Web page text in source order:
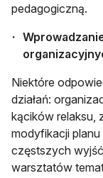
pedagogiczną.
Niektóre
działań:
kącików relaksu,
modyfikacji
częstszych
warsztatów